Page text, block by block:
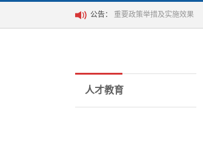
公告： 重要政策举措及实施效果
人才教育